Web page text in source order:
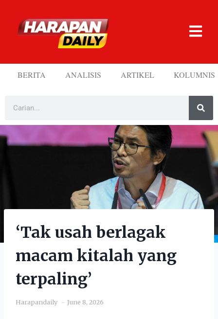
BERITA ANALISIS ARTIKEL KOLUMNIS
‘Tak usah berlagak
macam kitalah yang
terpaling’
Harapandaily June 8, 2026